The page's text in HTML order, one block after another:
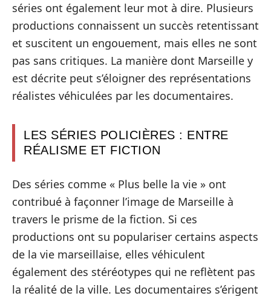
séries ont également leur mot à dire. Plusieurs
productions connaissent un succès retentissant
et suscitent un engouement, mais elles ne sont
pas sans critiques. La manière dont Marseille y
est décrite peut s’éloigner des représentations
réalistes véhiculées par les documentaires.
LES SÉRIES POLICIÈRES : ENTRE
RÉALISME ET FICTION
Des séries comme « Plus belle la vie » ont
contribué à façonner l’image de Marseille à
travers le prisme de la fiction. Si ces
productions ont su populariser certains aspects
de la vie marseillaise, elles véhiculent
également des stéréotypes qui ne reflètent pas
la réalité de la ville. Les documentaires s’érigent